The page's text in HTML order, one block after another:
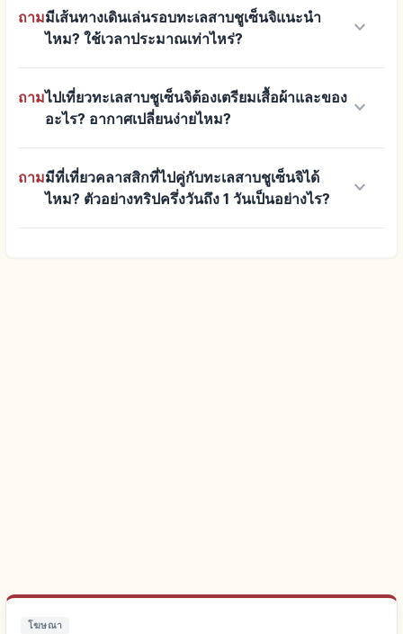
ถามมีเส้นทางเดินเล่นรอบทะเลสาบชูเซ็นจิแนะนำ
ไหม? ใช้เวลาประมาณเท่าไหร่?
keyboard_arrow_down
ถามไปเที่ยวทะเลสาบชูเซ็นจิต้องเตรียมเสื้อผ้าและของ
อะไร? อากาศเปลี่ยนง่ายไหม?
keyboard_arrow_down
ถามมีที่เที่ยวคลาสสิกที่ไปคู่กับทะเลสาบชูเซ็นจิได้
ไหม? ตัวอย่างทริปครึ่งวันถึง 1 วันเป็นอย่างไร?
keyboard_arrow_down
โฆษณา